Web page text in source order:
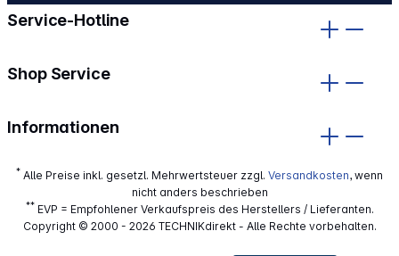
Service-Hotline
Shop Service
Informationen
* Alle Preise inkl. gesetzl. Mehrwertsteuer zzgl. Versandkosten, wenn
nicht anders beschrieben
**EVP = Empfohlener Verkaufspreis des Herstellers / Lieferanten.
Copyright © 2000 - 2026 TECHNIKdirekt - Alle Rechte vorbehalten.